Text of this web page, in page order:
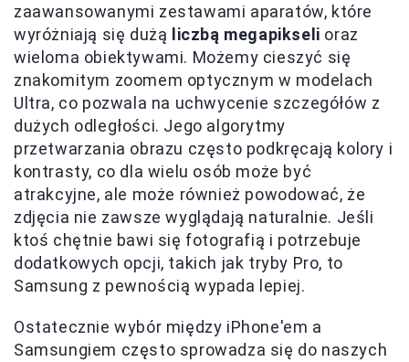
zaawansowanymi zestawami aparatów, które
wyróżniają się dużą
liczbą megapikseli oraz
wieloma obiektywami. Możemy cieszyć się
znakomitym zoomem optycznym w modelach
Ultra, co pozwala na uchwycenie szczegółów z
dużych odległości. Jego algorytmy
przetwarzania obrazu często podkręcają kolory i
kontrasty, co dla wielu osób może być
atrakcyjne, ale może również powodować, że
zdjęcia nie zawsze wyglądają naturalnie. Jeśli
ktoś chętnie bawi się fotografią i potrzebuje
dodatkowych opcji, takich jak tryby Pro, to
Samsung z pewnością wypada lepiej.
Ostatecznie wybór między iPhone'em a
Samsungiem często sprowadza się do naszych